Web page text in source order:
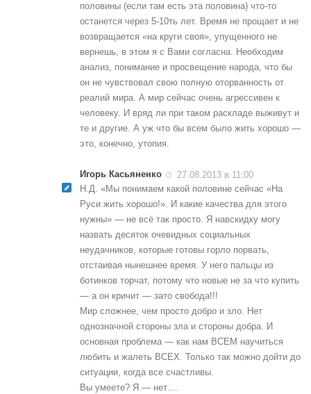
половины (если там есть эта половина) что-то
останется через 5-10ть лет. Время не прощает и не
возвращается «на круги своя», упущенного не
вернешь, в этом я с Вами согласна. Необходим
анализ, понимание и просвещение народа, что бы
он не чувствовал свою полную оторванность от
реалий мира. А мир сейчас очень агрессивен к
человеку. И вряд ли при таком раскладе выживут и
те и другие. А уж что бы всем было жить хорошо —
это, конечно, утопия.
Игорь Касьяненко
27.08.2013 в 11:00
Н.Д. «Мы понимаем какой половине сейчас «На
Руси жить хорошо!». И какие качества для этого
нужны» — не всё так просто. Я навскидку могу
назвать десяток очевидных социальных
неудачников, которые готовы горло порвать,
отстаивая нынешнее время. У него пальцы из
ботинков торчат, потому что новые не за что купить
— а он кричит — зато свобода!!!
Мир сложнее, чем просто добро и зло. Нет
однозначной стороны зла и стороны добра. И
основная проблема — как нам ВСЕМ научиться
любить и жалеть ВСЕХ. Только так можно дойти до
ситуации, когда все счастливы.
Вы умеете? Я — нет….